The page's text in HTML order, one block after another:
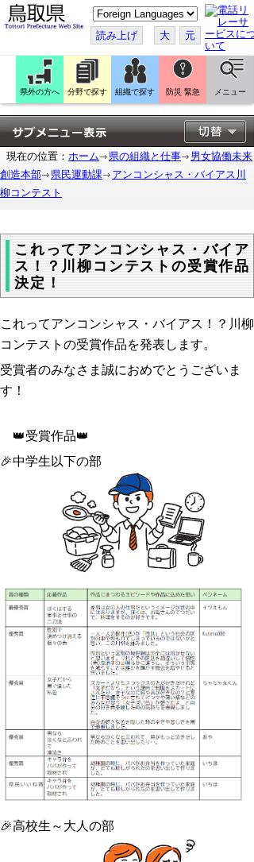
こ
の
ペ
ー
ジ
翻
訳
す
る
読み上げ 大 元
県外の方へ 分野で探す 組織で探す 防災 緊急 メニュー
現在の位置： ホーム 県の組織と仕事
男女協働未来
創造本部
県民運動課
アンコンシャス・バイアス川
柳コンテスト
これってアンコンシャス・バイア
ス！？川柳コンテストの受賞作品
決定！
これってアンコンシャス・バイアス！？川柳
コンテストの受賞作品を発表します。
受賞者のみなさま誠におめでとうございま
す！
👑受賞作品👑
🎉中学生以下の部
🎉高校生～大人の部